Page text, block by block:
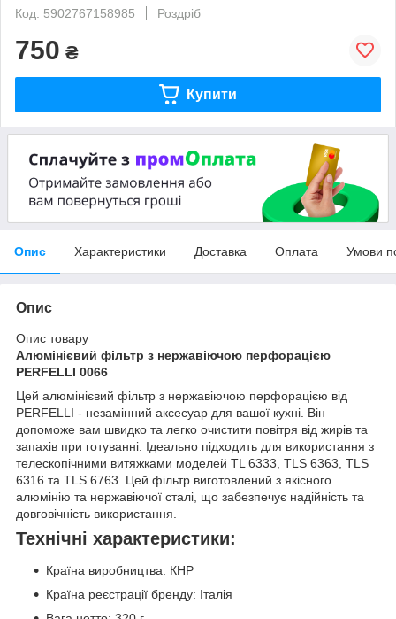
Код: 5902767158985
Роздріб
750 ₴
Купити
Опис Характеристики Доставка Оплата Умови
Опис
Опис товару
Алюмінієвий фільтр з нержавіючою перфорацією
PERFELLI 0066
Цей алюмінієвий фільтр з нержавіючою перфорацією від
PERFELLI - незамінний аксесуар для вашої кухні. Він
допоможе вам швидко та легко очистити повітря від жирів та
запахів при готуванні. Ідеально підходить для використання з
телескопічними витяжками моделей TL 6333, TLS 6363, TLS
6316 та TLS 6763. Цей фільтр виготовлений з якісного
алюмінію та нержавіючої сталі, що забезпечує надійність та
довговічність використання.
Технічні характеристики:
Країна виробництва: КНР
Країна реєстрації бренду: Італія